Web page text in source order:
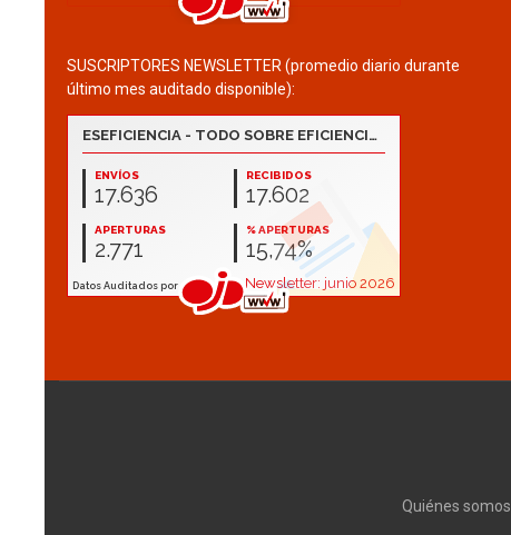
SUSCRIPTORES NEWSLETTER (promedio diario durante
último mes auditado disponible):
Quiénes somos